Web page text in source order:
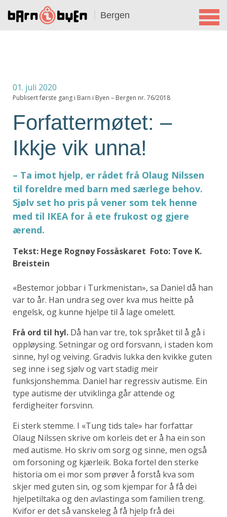
Bergen
01. juli 2020
Publisert første gang i Barn i Byen – Bergen nr. 76/2018
Forfattermøtet: –
Ikkje vik unna!
– Ta imot hjelp, er rådet frå Olaug Nilssen
til foreldre med barn med særlege behov.
Sjølv set ho pris på vener som tek henne
med til IKEA for å ete frukost og gjere
ærend.
Tekst: Hege Rognøy Fossåskaret Foto: Tove K.
Breistein
«Bestemor jobbar i Turkmenistan», sa Daniel då han
var to år. Han undra seg over kva mus heitte på
engelsk, og kunne hjelpe til å lage omelett.
Frå ord til hyl. Då han var tre, tok språket til å gå i
oppløysing. Setningar og ord forsvann, i staden kom
sinne, hyl og veiving. Gradvis lukka den kvikke guten
seg inne i seg sjølv og vart stadig meir
funksjonshemma. Daniel har regressiv autisme. Ein
type autisme der utviklinga går attende og
ferdigheiter forsvinn.
Ei sterk stemme. I «Tung tids tale» har forfattar
Olaug Nilssen skrive om korleis det er å ha ein son
med autisme. Ho skriv om sorg og sinne, men også
om forsoning og kjærleik. Boka fortel den sterke
historia om ei mor som prøver å forstå kva som
skjer med guten sin, og som kjempar for å få dei
hjelpetiltaka og den avlastinga som familien treng.
Kvifor er det så vanskeleg å få hjelp frå dei